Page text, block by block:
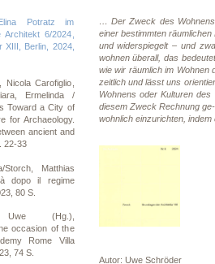
Potratz im
6/2024,
XIII, Berlin, 2024,
Carofiglio,
Ermelinda /
Toward a City of
for Archaeology.
ancient and
22-33
Storch, Matthias
dopo il regime
80 S.
Uwe (Hg.),
occasion of the
Rome Villa
74 S.
… Der Zweck des
einer bestimmten
und widerspiegelt – und
wohnen überall, das
wie wir räumlich im Wohnen
zeitlich und lässt uns
Wohnens oder Kulturen
diesem Zweck Rechnung
wohnlich einzurichten,
Autor: Uwe Schröder